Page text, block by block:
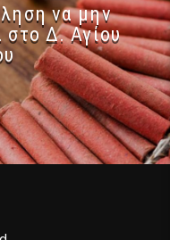
να μην
στο Δ. Αγίου